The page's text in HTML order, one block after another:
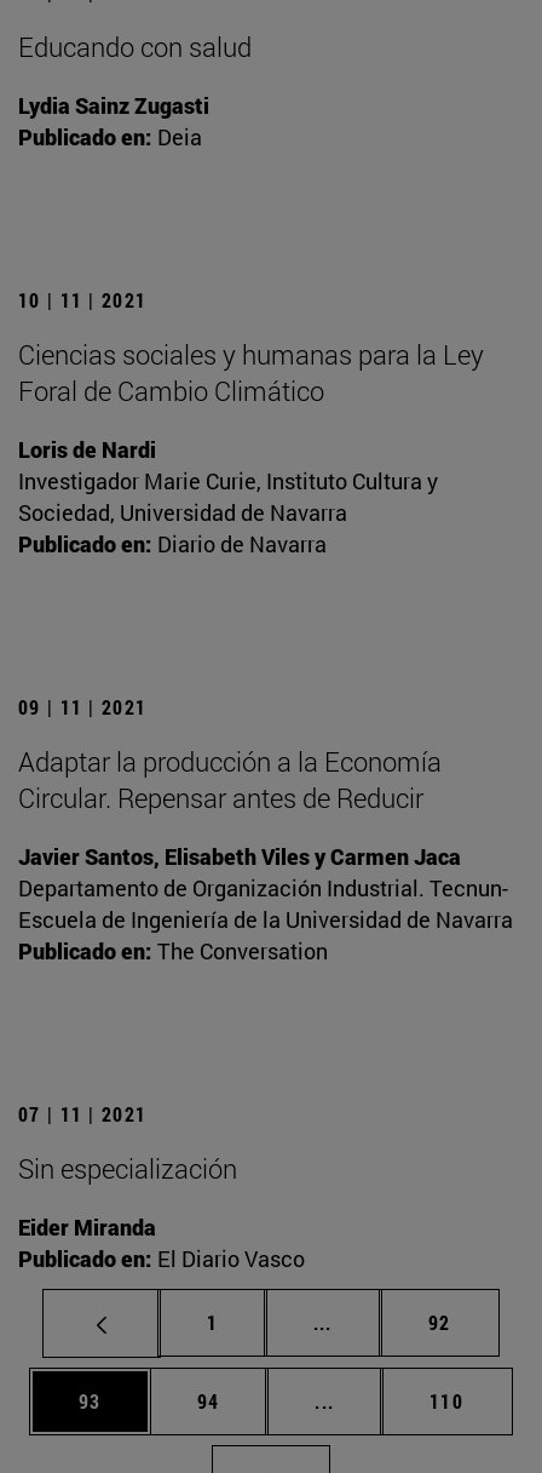
Educando con salud
Lydia Sainz Zugasti
Publicado en: Deia
10 | 11 | 2021
Ciencias sociales y humanas para la Ley
Foral de Cambio Climático
Loris de Nardi
Investigador Marie Curie, Instituto Cultura y
Sociedad, Universidad de Navarra
Publicado en: Diario de Navarra
09 | 11 | 2021
Adaptar la producción a la Economía
Circular. Repensar antes de Reducir
Javier Santos, Elisabeth Viles y Carmen Jaca
Departamento de Organización Industrial. Tecnun-
Escuela de Ingeniería de la Universidad de Navarra
Publicado en: The Conversation
07 | 11 | 2021
Sin especialización
Eider Miranda
Publicado en: El Diario Vasco
Página
1 ... Páginas intermedias
Página
92
Página
93 Página
94 ... Páginas intermedias
Página
110